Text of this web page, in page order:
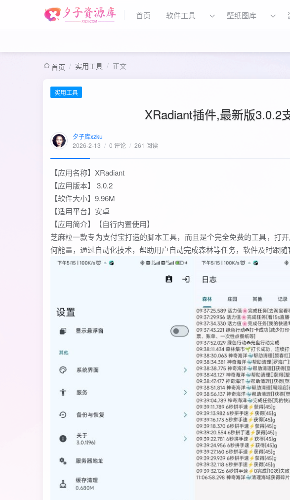
首页 软件工具 壁纸图库
首页 / 实用工具 / 正文
实用工具
XRadiant插件,最新版3.0.2
夕子库xzku
2026-2-13 / 0 评论 / 261 阅读
【应用名称】XRadiant
【应用版本】 3.0.2
【软件大小】9.96M
【适用平台】安卓
【应用简介】【自行内置使用】
芝麻粒一款专为支付宝打造的脚本工具，而且是个完全免费的工具，打
何能量，通过自动化技术，帮助用户自动完成森林等任务，软件及时跟随